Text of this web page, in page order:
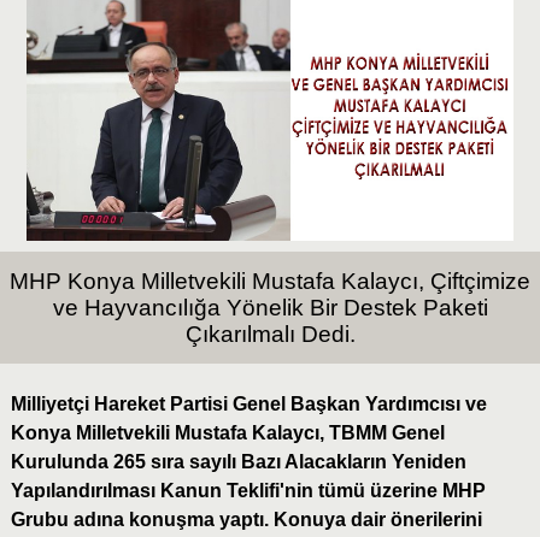
MHP Konya Milletvekili Mustafa Kalaycı, Çiftçimize
ve Hayvancılığa Yönelik Bir Destek Paketi
Çıkarılmalı Dedi.
Milliyetçi Hareket Partisi Genel Başkan Yardımcısı ve
Konya Milletvekili Mustafa Kalaycı, TBMM Genel
Kurulunda 265 sıra sayılı Bazı Alacakların Yeniden
Yapılandırılması Kanun Teklifi'nin tümü üzerine MHP
Grubu adına konuşma yaptı. Konuya dair önerilerini